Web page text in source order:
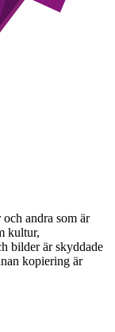
andra som är
kultur,
bilder är skyddade
kopiering är